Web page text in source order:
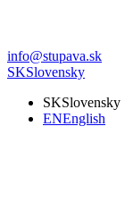
info@stupava.sk
SKSlovensky
SKSlovensky
ENEnglish